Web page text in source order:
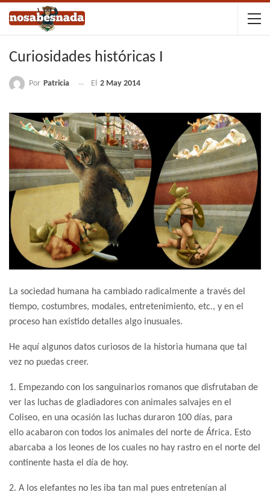
Curiosidades históricas I
Por Patricia El 2 May 2014
La sociedad humana ha cambiado radicalmente a través del
tiempo, costumbres, modales, entretenimiento, etc., y en el
proceso han existido detalles algo inusuales.
He aquí algunos datos curiosos de la historia humana que tal
vez no puedas creer.
1. Empezando con los sanguinarios romanos que disfrutaban de
ver las luchas de gladiadores con animales salvajes en el
Coliseo, en una ocasión las luchas duraron 100 días, para
ello acabaron con todos los animales del norte de África. Esto
abarcaba a los leones de los cuales no hay rastro en el norte del
continente hasta el día de hoy.
2. A los elefantes no les iba tan mal pues entretenían al